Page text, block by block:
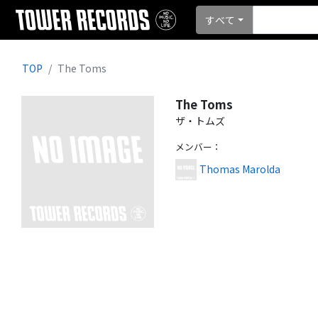
すべて
TOP The Toms
The Toms
ザ・トムズ
メンバー ：
Thomas Marolda